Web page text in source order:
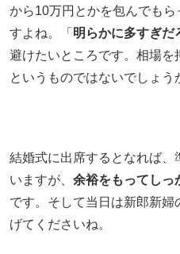
から10万円とかを包んでも
すよね。「 明らかに多すぎだ
避けたいところです。相場を
というものではないでしょう
結婚式に出席するとなれば
いますが、 余裕をもってしっ
です。そして当日は新郎新
げてくださいね。